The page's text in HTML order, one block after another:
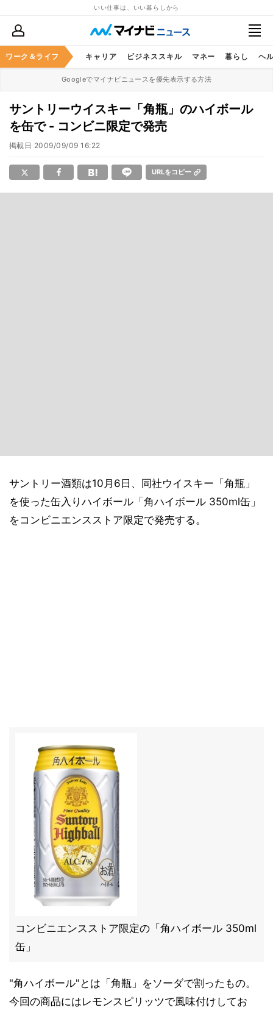
いい仕事は、いい暮らしから
ワーク＆ライフ キャリア ビジネススキル マネー 暮らし ヘ
Googleでマイナビニュースを優先表示する方法
サントリーウイスキー「角瓶」のハイボール
を缶で - コンビニ限定で発売
掲載日 2009/09/09 16:22
URLをコピー
サントリー酒類は10月6日、同社ウイスキー「角瓶」
を使った缶入りハイボール「角ハイボール 350ml缶」
をコンビニエンスストア限定で発売する。
コンビニエンスストア限定の「角ハイボール 350ml
缶」
"角ハイボール"とは「角瓶」をソーダで割ったもの。
今回の商品にはレモンスピリッツで風味付けしてお